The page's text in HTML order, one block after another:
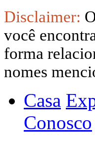
Disclaimer:
você
forma
nomes
Casa
Conosco